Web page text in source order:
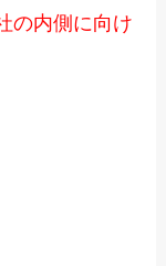
の内側に向け